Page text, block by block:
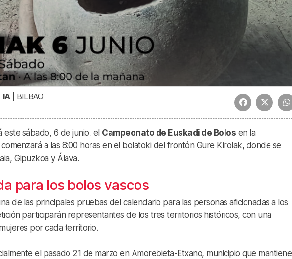
| BILBAO
este sábado, 6 de junio, el Campeonato de Euskadi de Bolos en la
a las 8:00 horas en el bolatoki del frontón Gure Kirolak, donde se
Gipuzkoa y Álava.
para los bolos vascos
de las principales pruebas del calendario para las personas aficionadas a los
participarán representantes de los tres territorios históricos, con una
por cada territorio.
el pasado 21 de marzo en Amorebieta-Etxano, municipio que mantiene